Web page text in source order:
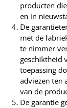
producten
en in
De
met de
te nimmer
geschiktheid
toepassing
adviezen ten
van de
De garantie